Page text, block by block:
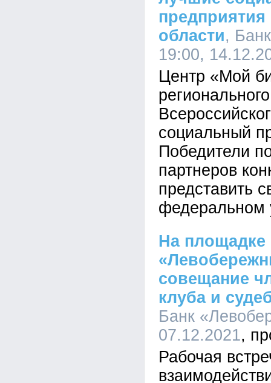
области,
19:00,
Центр «Мой
социальный
Победители
партнеров
представить
федеральном
На площадке
совещание
клуба и
Банк
07.12.2021
Рабочая